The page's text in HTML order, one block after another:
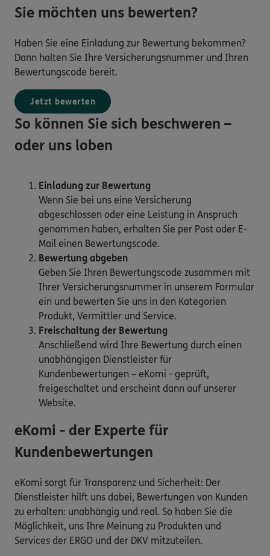
Sie möchten uns bewerten?
Haben Sie eine Einladung zur Bewertung bekommen?
Dann halten Sie Ihre Versicherungsnummer und Ihren
Bewertungscode bereit.
Jetzt bewerten
So können Sie sich beschweren –
oder uns loben
Einladung zur Bewertung
Wenn Sie bei uns eine Versicherung
abgeschlossen oder eine Leistung in Anspruch
genommen haben, erhalten Sie per Post oder E-
Mail einen Bewertungscode.
Bewertung abgeben
Geben Sie Ihren Bewertungscode zusammen mit
Ihrer Versicherungsnummer in unserem Formular
ein und bewerten Sie uns in den Kategorien
Produkt, Vermittler und Service.
Freischaltung der Bewertung
Anschließend wird Ihre Bewertung durch einen
unabhängigen Dienstleister für
Kundenbewertungen – eKomi - geprüft,
freigeschaltet und erscheint dann auf unserer
Website.
eKomi - der Experte für
Kundenbewertungen
eKomi sorgt für Transparenz und Sicherheit: Der
Dienstleister hilft uns dabei, Bewertungen von Kunden
zu erhalten: unabhängig und real. So haben Sie die
Möglichkeit, uns Ihre Meinung zu Produkten und
Services der ERGO und der DKV mitzuteilen.